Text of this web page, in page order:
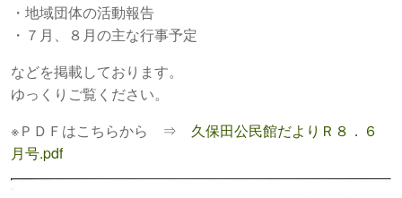
・地域団体の活動報告
・７月、８月の主な行事予定
などを掲載しております。
ゆっくりご覧ください。
※ＰＤＦはこちらから ⇒ 久保田公民館だよりＲ８．６
月号.pdf